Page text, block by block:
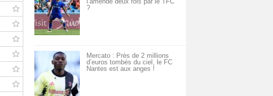
?
Mercato : Près de 2 millions
d’euros tombés du ciel, le FC
Nantes est aux anges !